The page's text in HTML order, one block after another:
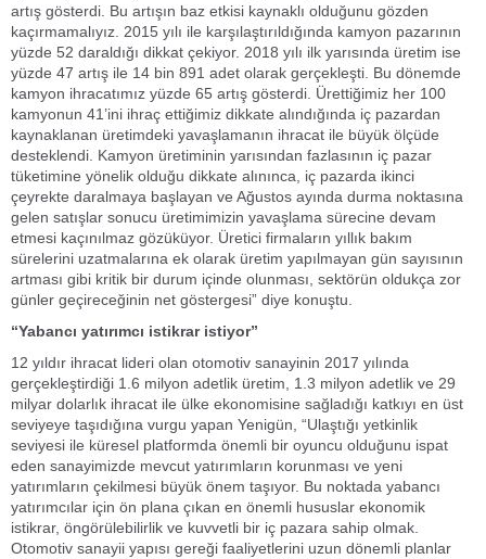
artış gösterdi. Bu artışın baz etkisi kaynaklı olduğunu gözden
kaçırmamalıyız. 2015 yılı ile karşılaştırıldığında kamyon pazarının
yüzde 52 daraldığı dikkat çekiyor. 2018 yılı ilk yarısında üretim ise
yüzde 47 artış ile 14 bin 891 adet olarak gerçekleşti. Bu dönemde
kamyon ihracatımız yüzde 65 artış gösterdi. Ürettiğimiz her 100
kamyonun 41’ini ihraç ettiğimiz dikkate alındığında iç pazardan
kaynaklanan üretimdeki yavaşlamanın ihracat ile büyük ölçüde
desteklendi. Kamyon üretiminin yarısından fazlasının iç pazar
tüketimine yönelik olduğu dikkate alınınca, iç pazarda ikinci
çeyrekte daralmaya başlayan ve Ağustos ayında durma noktasına
gelen satışlar sonucu üretimimizin yavaşlama sürecine devam
etmesi kaçınılmaz gözüküyor. Üretici firmaların yıllık bakım
sürelerini uzatmalarına ek olarak üretim yapılmayan gün sayısının
artması gibi kritik bir durum içinde olunması, sektörün oldukça zor
günler geçireceğinin net göstergesi” diye konuştu.
“Yabancı yatırımcı istikrar istiyor”
12 yıldır ihracat lideri olan otomotiv sanayinin 2017 yılında
gerçekleştirdiği 1.6 milyon adetlik üretim, 1.3 milyon adetlik ve 29
milyar dolarlık ihracat ile ülke ekonomisine sağladığı katkıyı en üst
seviyeye taşıdığına vurgu yapan Yenigün, “Ulaştığı yetkinlik
seviyesi ile küresel platformda önemli bir oyuncu olduğunu ispat
eden sanayimizde mevcut yatırımların korunması ve yeni
yatırımların çekilmesi büyük önem taşıyor. Bu noktada yabancı
yatırımcılar için ön plana çıkan en önemli hususlar ekonomik
istikrar, öngörülebilirlik ve kuvvetli bir iç pazara sahip olmak.
Otomotiv sanayii yapısı gereği faaliyetlerini uzun dönemli planlar